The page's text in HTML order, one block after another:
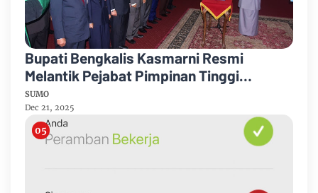
Bupati Bengkalis Kasmarni Resmi
Melantik Pejabat Pimpinan Tinggi
Pratama
SUMO
Dec 21, 2025